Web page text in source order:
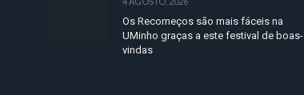
Os Recomeços são mais fáceis na
UMinho graças a este festival de boas-
vindas